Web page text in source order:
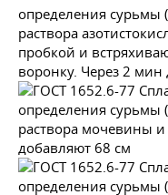
раствора
пробкой и
воронку. Через 2 мин
раствора мочевины
добавляют 68 см